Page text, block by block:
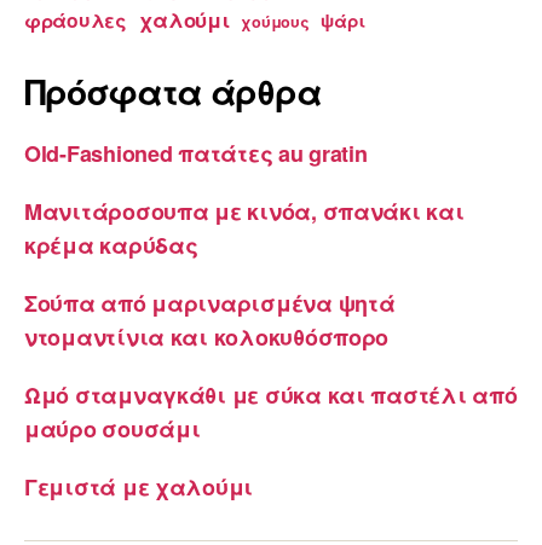
φράουλες χαλούμι χούμους ψάρι
Πρόσφατα άρθρα
Old-Fashioned πατάτες au gratin
Μανιτάροσουπα με κινόα, σπανάκι και
κρέμα καρύδας
Σούπα από μαριναρισμένα ψητά
ντομαντίνια και κολοκυθόσπορο
Ωμό σταμναγκάθι με σύκα και παστέλι από
μαύρο σουσάμι
Γεμιστά με χαλούμι